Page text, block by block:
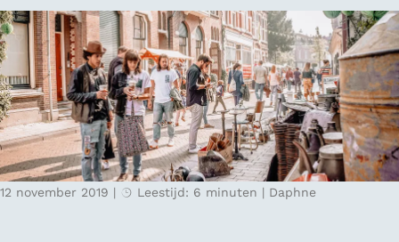
i
n
N
e
d
e
r
l
a
n
t
e
r
e
s
t
a
u
r12 november 2019 | Leestijd: 6 minuten | Daphne